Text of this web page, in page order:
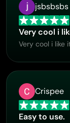
Very cool i
Very cool i like
Crispee
Easy to use.